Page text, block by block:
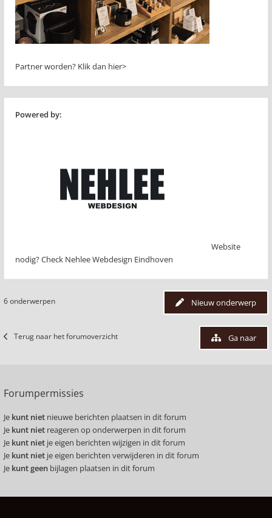
Partner worden? Klik dan hier>
Powered by:
Website
nodig? Check Nehlee Webdesign Eindhoven
Nieuw onderwerp
6 onderwerpen
Terug naar het forumoverzicht Ga naar
Forumpermissies
Je kunt niet nieuwe berichten plaatsen in dit forum
Je kunt niet reageren op onderwerpen in dit forum
Je kunt niet je eigen berichten wijzigen in dit forum
Je kunt niet je eigen berichten verwijderen in dit forum
Je kunt geen bijlagen plaatsen in dit forum